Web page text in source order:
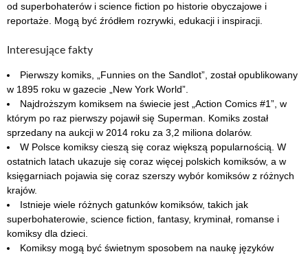
od superbohaterów i science fiction po historie obyczajowe i
reportaże. Mogą być źródłem rozrywki, edukacji i inspiracji.
Interesujące fakty
Pierwszy komiks, „Funnies on the Sandlot”, został opublikowany
w 1895 roku w gazecie „New York World”.
Najdroższym komiksem na świecie jest „Action Comics #1”, w
którym po raz pierwszy pojawił się Superman. Komiks został
sprzedany na aukcji w 2014 roku za 3,2 miliona dolarów.
W Polsce komiksy cieszą się coraz większą popularnością. W
ostatnich latach ukazuje się coraz więcej polskich komiksów, a w
księgarniach pojawia się coraz szerszy wybór komiksów z różnych
krajów.
Istnieje wiele różnych gatunków komiksów, takich jak
superbohaterowie, science fiction, fantasy, kryminał, romanse i
komiksy dla dzieci.
Komiksy mogą być świetnym sposobem na naukę języków